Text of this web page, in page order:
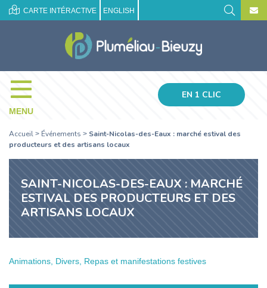
CARTE INTÉRACTIVE ENGLISH
MENU
EN 1 CLIC
Accueil > Événements > Saint-Nicolas-des-Eaux : marché estival des
producteurs et des artisans locaux
SAINT-NICOLAS-DES-EAUX : MARCHÉ
ESTIVAL DES PRODUCTEURS ET DES
ARTISANS LOCAUX
Animations, Divers, Repas et manifestations festives